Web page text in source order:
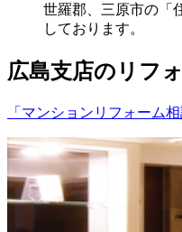
世羅郡、三原市の「
しております。
広島支店のリフ
「マンションリフォーム